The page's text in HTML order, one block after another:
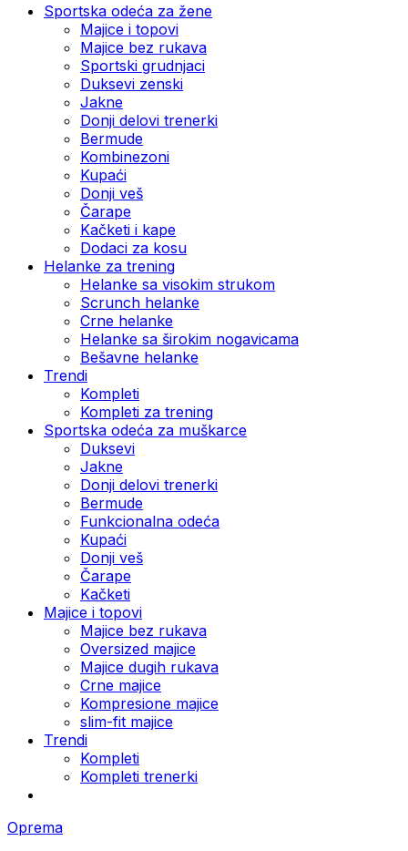
Sportska odeća za žene
Majice i topovi
Majice bez rukava
Sportski grudnjaci
Duksevi zenski
Jakne
Donji delovi trenerki
Bermude
Kombinezoni
Kupaći
Donji veš
Čarape
Kačketi i kape
Dodaci za kosu
Helanke za trening
Helanke sa visokim strukom
Scrunch helanke
Crne helanke
Helanke sa širokim nogavicama
Bešavne helanke
Trendi
Kompleti
Kompleti za trening
Sportska odeća za muškarce
Duksevi
Jakne
Donji delovi trenerki
Bermude
Funkcionalna odeća
Kupaći
Donji veš
Čarape
Kačketi
Majice i topovi
Majice bez rukava
Oversized majice
Majice dugih rukava
Crne majice
Kompresione majice
slim-fit majice
Trendi
Kompleti
Kompleti trenerki
Oprema